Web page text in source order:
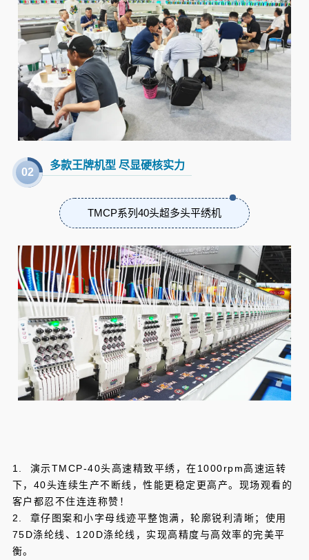
02
多款王牌机型 尽显硬核实力
TMCP系列40头超多头平绣机
1. 演示TMCP-40头高速精致平绣，在1000rpm高速运转
下，40头连续生产不断线，性能更稳定更高产。现场观看的
客户都忍不住连连称赞！
2. 章仔图案和小字母线迹平整饱满，轮廓锐利清晰；使用
75D涤纶线、120D涤纶线，实现高精度与高效率的完美平
衡。